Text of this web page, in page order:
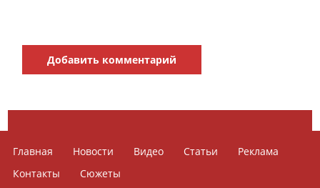
Добавить комментарий
Главная Новости Видео Статьи
Реклама
Контакты
Сюжеты